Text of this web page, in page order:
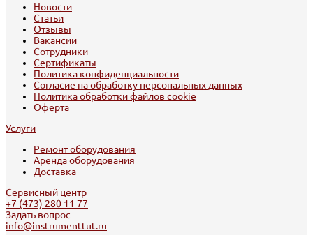
Новости
Статьи
Отзывы
Вакансии
Сотрудники
Сертификаты
Политика конфиденциальности
Согласие на обработку персональных данных
Политика обработки файлов cookie
Оферта
Услуги
Ремонт оборудования
Аренда оборудования
Доставка
Сервисный центр
+7 (473) 280 11 77
Задать вопрос
info@instrumenttut.ru